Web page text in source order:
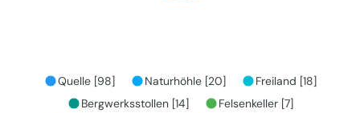
Quelle [98] Naturhöhle [20]
Freiland [18]
Bergwerksstollen [14]
Felsenkeller [7]